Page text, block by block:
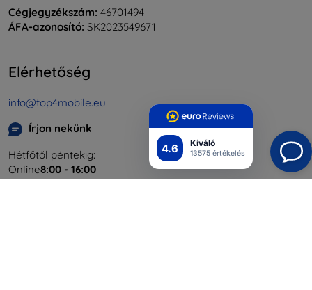
4.6 Kiváló
13575 értékelés
Cégjegyzékszám: 46701494
ÁFA-azonosító: SK2023549671
Elérhetőség
info@top4mobile.eu
Írjon nekünk
Hétfőtől péntekig:
Online8:00 - 16:00